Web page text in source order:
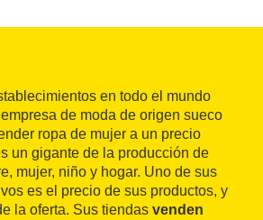
en todo el mundo
de moda de origen sueco
ropa de mujer a un precio
un gigante de la producción de
mujer, niño y hogar. Uno de sus
es el precio de sus productos, y
la oferta. Sus tiendas venden